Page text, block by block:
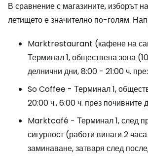
В сравнение с магазините, изборът
летището е значително по-голям.
Marktrestaurant (кафене на
Терминал 1, обществена зона
делнични дни, 8:00 - 21:00 ч.
So Coffee - Терминал 1,
20:00 ч., 6:00 ч. през почивните
Marktcafé - Терминал 1, след
сигурност (работи винаги 2
заминаване, затваря след